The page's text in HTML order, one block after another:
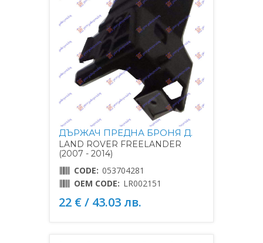
ДЪРЖАЧ ПРЕДНА БРОНЯ Д.
LAND ROVER FREELANDER
(2007 - 2014)
CODE: 053704281
OEM CODE: LR002151
22 € / 43.03 лв.